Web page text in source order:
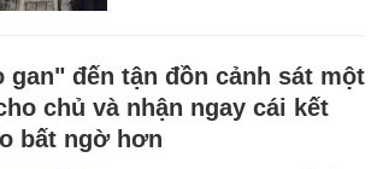
gan" đến tận đồn cảnh sát một
chủ và nhận ngay cái kết
bất ngờ hơn